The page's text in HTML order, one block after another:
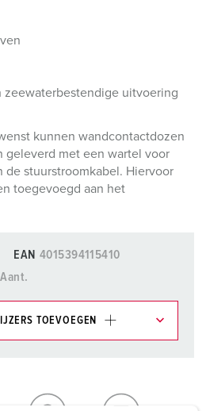
zeewaterbestendige uitvoering
kunnen wandcontactdozen
geleverd met een wartel voor
de stuurstroomkabel. Hiervoor
toegevoegd aan het
EAN 4015394115410
TOEVOEGEN
TOEVOEGEN